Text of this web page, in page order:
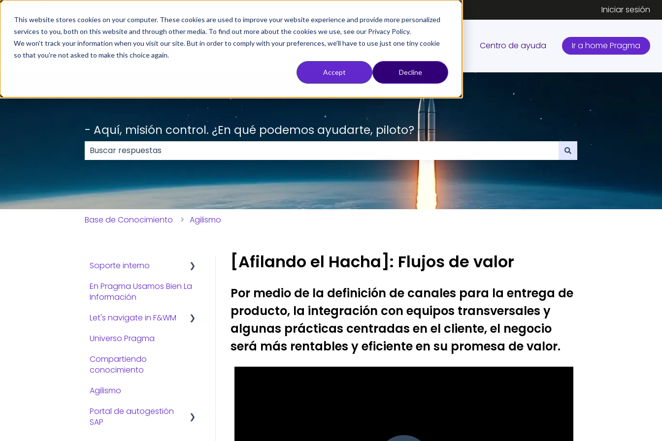
This website stores cookies on your computer. These cookies are used to improve your website experience and provide more personalized
services to you, both on this website and through other media. To find out more about the cookies we use, see our Privacy Policy.
We won't track your information when you visit our site. But in order to comply with your preferences, we'll have to use just one tiny cookie
so that you're not asked to make this choice again.
Accept Decline
Iniciar sesión
Centro de ayuda Ir a home Pragma
- Aquí, misión control. ¿En qué podemos ayudarte, piloto?
Base de Conocimiento Agilismo
[Afilando el Hacha]: Flujos de valor
Por medio de la definición de canales para la entrega de
producto, la integración con equipos transversales y
algunas prácticas centradas en el cliente, el negocio
será más rentables y eficiente en su promesa de valor.
Soporte interno
Consejos de TI
En Pragma Usamos Bien La
Información
Let's navigate in F&WM
Preguntas frecuentes:
Gestión administrativa
Universo Pragma
Compartiendo
conocimiento
Agilismo
Portal de autogestión
SAP